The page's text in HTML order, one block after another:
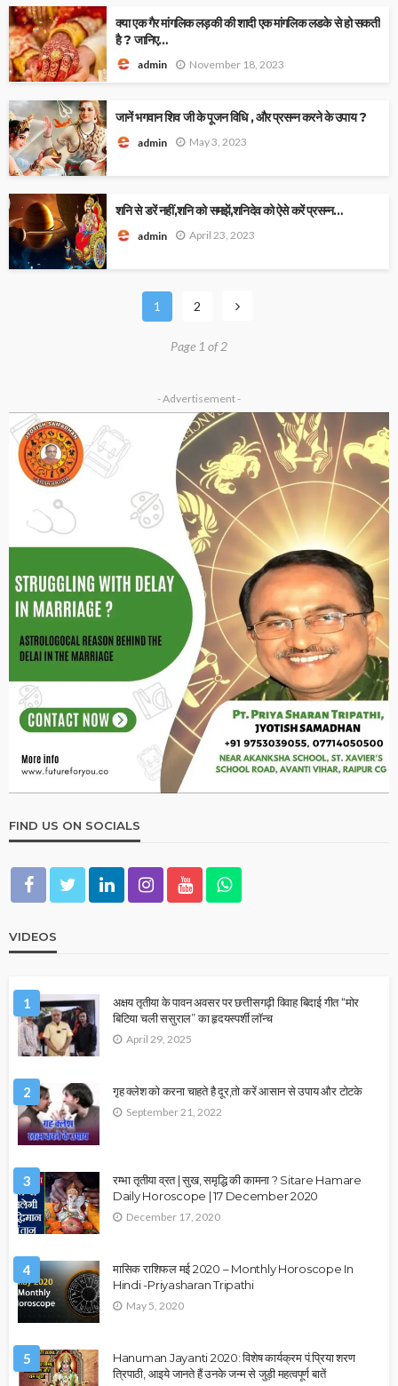
क्या एक गैर मांगलिक लड़की की शादी एक मांगलिक लडके से हो सकती
है ? जानिए…
admin November 18, 2023
जानें भगवान शिव जी के पूजन विधि , और प्रसन्न करने के उपाय ?
admin May 3, 2023
शनि से डरें नहीं,शनि को समझें,शनिदेव को ऐसे करें प्रसन्न…
admin April 23, 2023
1 2
Page 1 of 2
- Advertisement -
FIND US ON SOCIALS
VIDEOS
1
अक्षय तृतीया के पावन अवसर पर छत्तीसगढ़ी विवाह बिदाई गीत “मोर
बिटिया चली ससुराल” का हृदयस्पर्शी लॉन्च
April 29, 2025
2 गृह क्लेश को करना चाहते है दूर,तो करें आसान से उपाय और टोटके
September 21, 2022
3
रम्भा तृतीया व्रत | सुख, समृद्धि की कामना ? Sitare Hamare
Daily Horoscope | 17 December 2020
December 17, 2020
4
मासिक राशिफल मई 2020 – Monthly Horoscope In
Hindi -Priyasharan Tripathi
May 5, 2020
5
Hanuman Jayanti 2020: विशेष कार्यक्रम पं.प्रिया शरण
त्रिपाठी, आइये जानते हैं उनके जन्म से जुड़ी महत्वपूर्ण बातें